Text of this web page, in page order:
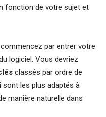
fonction de votre sujet et
par entrer votre
logiciel. Vous devriez
classés par ordre de
sont les plus adaptés à
manière naturelle dans